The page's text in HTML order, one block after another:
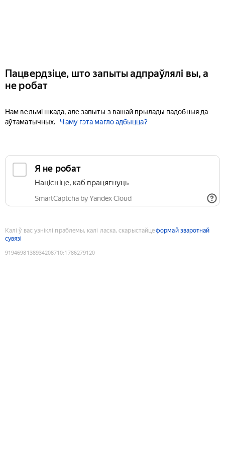
Пацвердзіце, што запыты адпраўлялі вы, а
не робат
Нам вельмі шкада, але запыты з вашай прылады падобныя да
аўтаматычных.
Чаму гэта магло адбыцца?
Я не робат
Націсніце, каб працягнуць
SmartCaptcha by Yandex Cloud
Калі ў вас узніклі праблемы, калі ласка, скарыстайцеформай зваротнай
сувязі
9194698138934208710:1786279120